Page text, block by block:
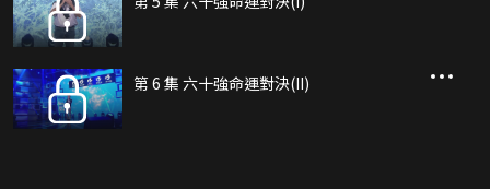
第 6 集 六十強命運對決(II)